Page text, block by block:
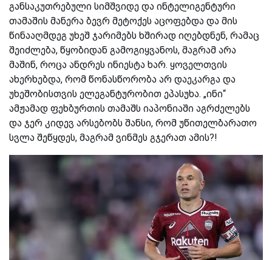
განსაკუთრებული სიმშვიდე და ინტელიგენტური
თამაშის მანერა ბევრ მეტოქეს აცოფებდა და მის
წინააღმდეგ უხეშ ჯარიმებს ხშირად იღებდნენ, რამაც
შეიძლება, წყობიდან გამოგიყვანოს, მაგრამ არა
მაშინ, როცა ანდრეს ინიესტა ხარ. ყოველთვის
ახერხებდა, რომ წონასწორობა არ დაეკარგა და
უხეშობისთვის ელეგანტურობით ეპასუხა. „ინი“
ამჟამად ფეხბურთის თამაშს იაპონიაში აგრძელებს
და ჯერ კიდევ არსებობს შანსი, რომ უწითელბარათო
სვლა შეწყდეს, მაგრამ ვინმეს გჯერათ ამის?!